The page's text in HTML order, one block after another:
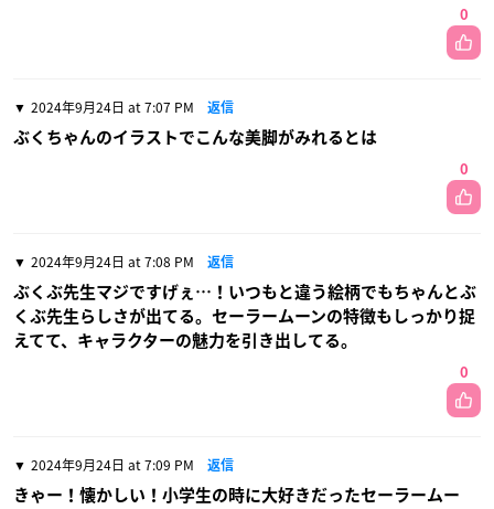
0
2024年9月24日 at 7:07 PM 返信
ぶくちゃんのイラストでこんな美脚がみれるとは
0
2024年9月24日 at 7:08 PM 返信
ぶくぶ先生マジですげぇ…！いつもと違う絵柄でもちゃんとぶ
くぶ先生らしさが出てる。セーラームーンの特徴もしっかり捉
えてて、キャラクターの魅力を引き出してる。
0
2024年9月24日 at 7:09 PM 返信
きゃー！懐かしい！小学生の時に大好きだったセーラームー